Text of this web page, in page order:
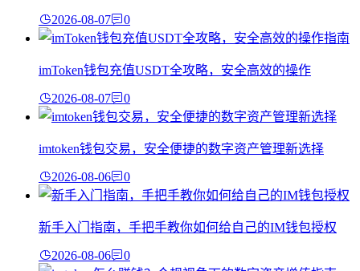
2026-08-07 0
imToken钱包充值USDT全攻略，安全高效的操作
2026-08-07 0
imtoken钱包交易，安全便捷的数字资产管理新选择
2026-08-06 0
新手入门指南，手把手教你如何给自己的IM钱包授权
2026-08-06 0